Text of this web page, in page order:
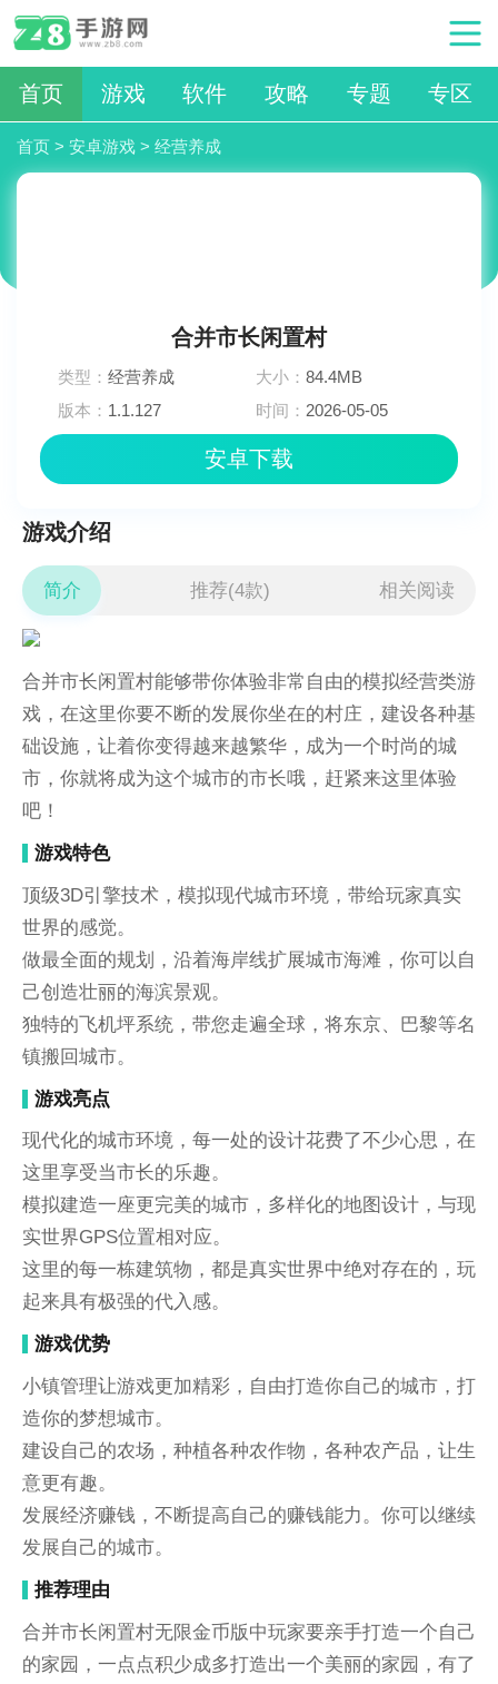
首页 游戏 软件 攻略 专题 专区
首页 > 安卓游戏 > 经营养成
合并市长闲置村
类型：经营养成 大小：84.4MB
版本： 1.1.127 时间： 2026-05-05
安卓下载
游戏介绍
简介 推荐(4款) 相关阅读
合并市长闲置村能够带你体验非常自由的模拟经营类游
戏，在这里你要不断的发展你坐在的村庄，建设各种基
础设施，让着你变得越来越繁华，成为一个时尚的城
市，你就将成为这个城市的市长哦，赶紧来这里体验
吧！
游戏特色
顶级3D引擎技术，模拟现代城市环境，带给玩家真实
世界的感觉。
做最全面的规划，沿着海岸线扩展城市海滩，你可以自
己创造壮丽的海滨景观。
独特的飞机坪系统，带您走遍全球，将东京、巴黎等名
镇搬回城市。
游戏亮点
现代化的城市环境，每一处的设计花费了不少心思，在
这里享受当市长的乐趣。
模拟建造一座更完美的城市，多样化的地图设计，与现
实世界GPS位置相对应。
这里的每一栋建筑物，都是真实世界中绝对存在的，玩
起来具有极强的代入感。
游戏优势
小镇管理让游戏更加精彩，自由打造你自己的城市，打
造你的梦想城市。
建设自己的农场，种植各种农作物，各种农产品，让生
意更有趣。
发展经济赚钱，不断提高自己的赚钱能力。你可以继续
发展自己的城市。
推荐理由
合并市长闲置村无限金币版中玩家要亲手打造一个自己
的家园，一点点积少成多打造出一个美丽的家园，有了